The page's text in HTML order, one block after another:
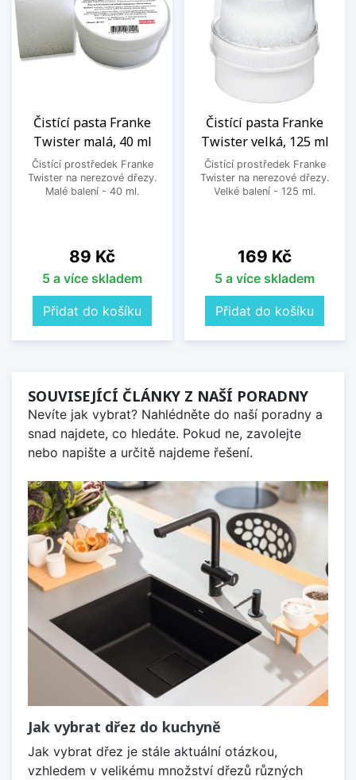
Čistící pasta Franke
Twister malá, 40 ml
Čistící prostředek Franke
Twister na nerezové dřezy.
Malé balení - 40 ml.
Cena
89 Kč
5 a více skladem
Přidat do košíku
Čistící pasta Franke
Twister velká, 125 ml
Čistící prostředek Franke
Twister na nerezové dřezy.
Velké balení - 125 ml.
Cena
169 Kč
5 a více skladem
Přidat do košíku
SOUVISEJÍCÍ ČLÁNKY Z NAŠÍ PORADNY
Nevíte jak vybrat? Nahlédněte do naší poradny a
snad najdete, co hledáte. Pokud ne, zavolejte
nebo napište a určitě najdeme řešení.
Jak vybrat dřez do kuchyně
Jak vybrat dřez je stále aktuální otázkou,
vzhledem v velikému množství dřezů různých